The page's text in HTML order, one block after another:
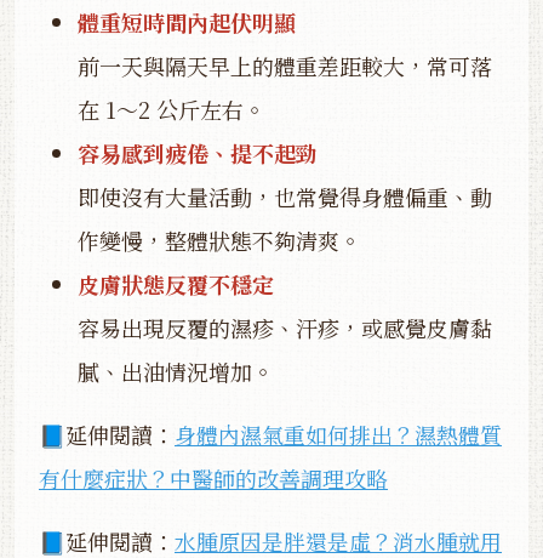
體重短時間內起伏明顯
前一天與隔天早上的體重差距較大，常可落
在 1～2 公斤左右。
容易感到疲倦、提不起勁
即使沒有大量活動，也常覺得身體偏重、動
作變慢，整體狀態不夠清爽。
皮膚狀態反覆不穩定
容易出現反覆的濕疹、汗疹，或感覺皮膚黏
膩、出油情況增加。
📘延伸閱讀： 身體內濕氣重如何排出？濕熱體質
有什麼症狀？中醫師的改善調理攻略
📘延伸閱讀： 水腫原因是胖還是虛？消水腫就用